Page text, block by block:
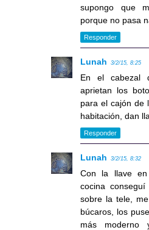
supongo que
porque no pasa
Responder
Lunah 3/2/15, 8:25
En el cabezal
aprietan los
para el cajón de
habitación, dan
Responder
Lunah 3/2/15, 8:32
Con la llave
cocina
sobre la tele,
búcaros, los
más